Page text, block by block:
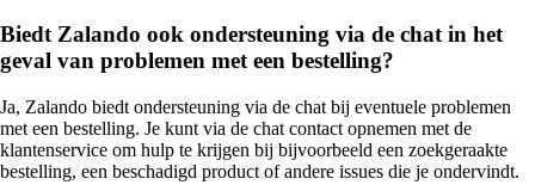
Biedt Zalando ook ondersteuning via de chat in het
geval van problemen met een bestelling?
Ja, Zalando biedt ondersteuning via de chat bij eventuele problemen
met een bestelling. Je kunt via de chat contact opnemen met de
klantenservice om hulp te krijgen bij bijvoorbeeld een zoekgeraakte
bestelling, een beschadigd product of andere issues die je ondervindt.